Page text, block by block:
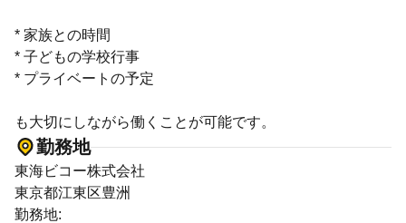
* 家族との時間
* 子どもの学校行事
* プライベートの予定
も大切にしながら働くことが可能です。
勤務地
東海ビコー株式会社
東京都江東区豊洲
勤務地: